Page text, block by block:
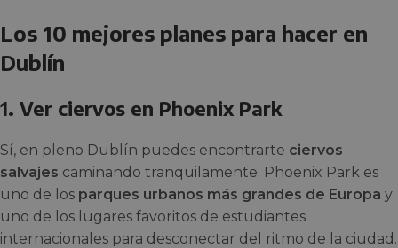
Los 10 mejores planes para hacer en
Dublín
1. Ver ciervos en Phoenix Park
Sí, en pleno Dublín puedes encontrarte ciervos
salvajes caminando tranquilamente. Phoenix Park es
uno de los parques urbanos más grandes de Europa y
uno de los lugares favoritos de estudiantes
internacionales para desconectar del ritmo de la ciudad.